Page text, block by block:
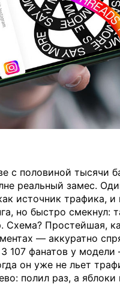
с половиной тысячи
реальный замес.
источник трафика, и
но быстро смекнул:
Схема? Простейшая,
— аккуратно
107 фанатов у
он уже не льет
полил раз, а